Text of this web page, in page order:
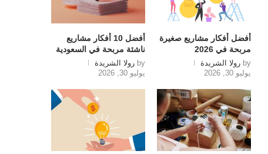
أفضل أفكار مشاريع صغيرة
مربحة في 2026
by رولا الشريدة
يوليو 30, 2026
أفضل 10 أفكار مشاريع
ناشئة مربحة في السعودية
by رولا الشريدة
يوليو 30, 2026